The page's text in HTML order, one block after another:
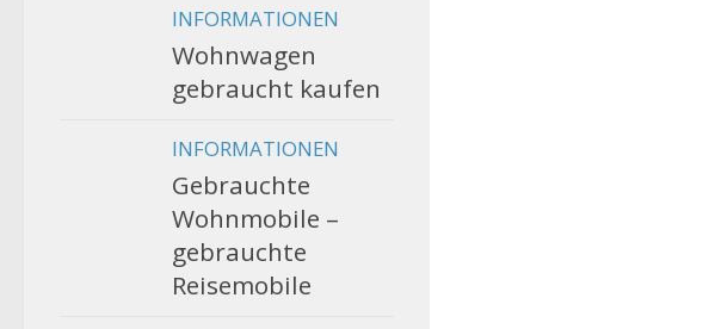
INFORMATIONEN
Wohnwagen
gebraucht kaufen
INFORMATIONEN
Gebrauchte
Wohnmobile –
gebrauchte
Reisemobile